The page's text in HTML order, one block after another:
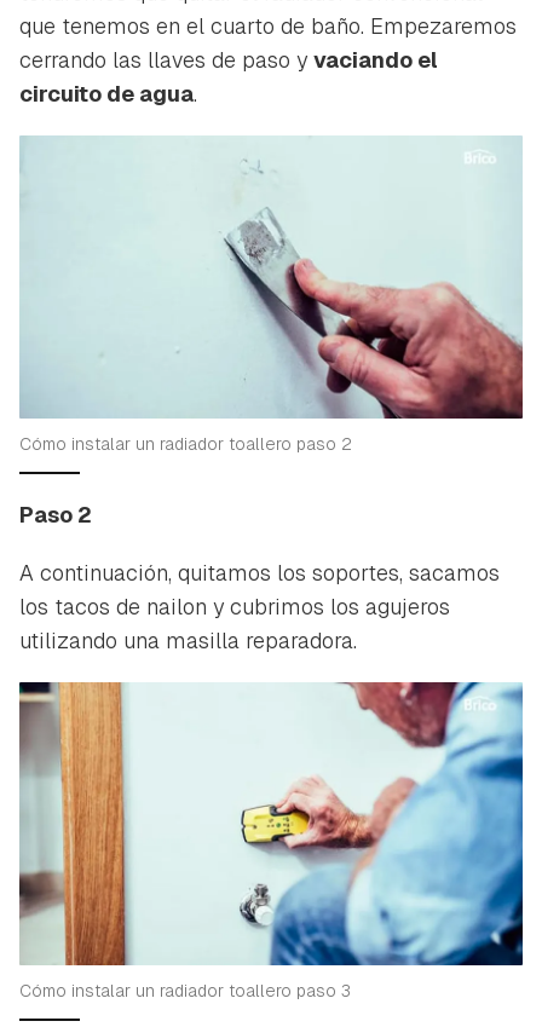
que tenemos en el cuarto de baño. Empezaremos
cerrando las llaves de paso y vaciando el
circuito de agua.
Cómo instalar un radiador toallero paso 2
Paso 2
A continuación, quitamos los soportes, sacamos
los tacos de nailon y cubrimos los agujeros
utilizando una masilla reparadora.
Cómo instalar un radiador toallero paso 3